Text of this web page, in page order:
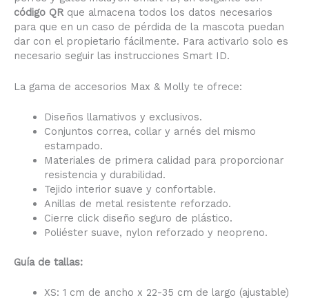
código QR que almacena todos los datos necesarios
para que en un caso de pérdida de la mascota puedan
dar con el propietario fácilmente. Para activarlo solo es
necesario seguir las instrucciones Smart ID.
La gama de accesorios Max & Molly te ofrece:
Diseños llamativos y exclusivos.
Conjuntos correa, collar y arnés del mismo
estampado.
Materiales de primera calidad para proporcionar
resistencia y durabilidad.
Tejido interior suave y confortable.
Anillas de metal resistente reforzado.
Cierre click diseño seguro de plástico.
Poliéster suave, nylon reforzado y neopreno.
Guía de tallas:
XS: 1 cm de ancho x 22-35 cm de largo (ajustable)